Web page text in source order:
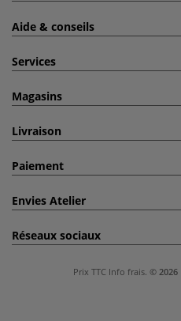
Aide & conseils
Services
Magasins
Livraison
Paiement
Envies Atelier
Réseaux sociaux
Prix TTC Info frais. © 2026